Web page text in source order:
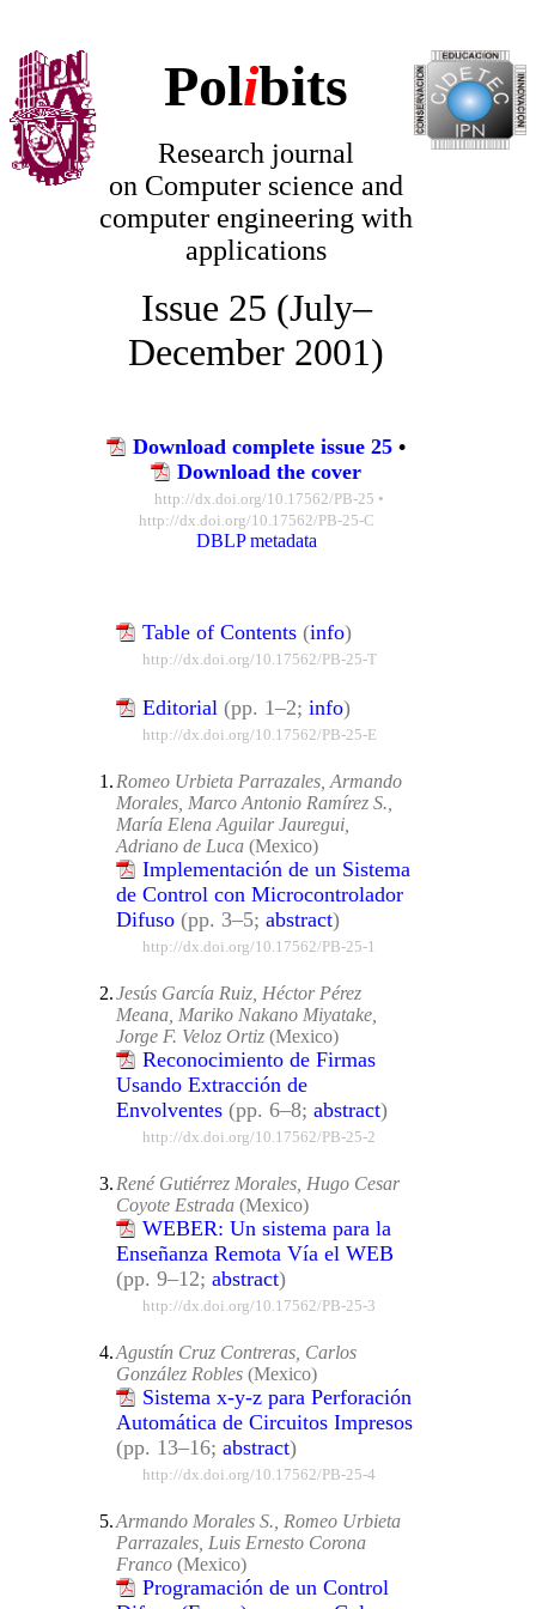
Polibits
Research journal
on Computer science and
computer engineering with
applications
Issue 25 (July–
December 2001)
Download complete issue 25 •
Download the cover
http://dx.doi.org/10.17562/PB-25 •
http://dx.doi.org/10.17562/PB-25-C
DBLP metadata
Table of Contents (info)
http://dx.doi.org/10.17562/PB-25-T
Editorial (pp. 1–2; info)
http://dx.doi.org/10.17562/PB-25-E
1. Romeo Urbieta Parrazales, Armando
Morales, Marco Antonio Ramírez S.,
María Elena Aguilar Jauregui,
Adriano de Luca (Mexico)
Implementación de un Sistema
de Control con Microcontrolador
Difuso (pp. 3–5; abstract)
http://dx.doi.org/10.17562/PB-25-1
2.Jesús García Ruiz, Héctor Pérez
Meana, Mariko Nakano Miyatake,
Jorge F. Veloz Ortiz (Mexico)
Reconocimiento de Firmas
Usando Extracción de
Envolventes (pp. 6–8; abstract)
http://dx.doi.org/10.17562/PB-25-2
3. René Gutiérrez Morales, Hugo Cesar
Coyote Estrada (Mexico)
WEBER: Un sistema para la
Enseñanza Remota Vía el WEB
(pp. 9–12; abstract)
http://dx.doi.org/10.17562/PB-25-3
4.Agustín Cruz Contreras, Carlos
González Robles (Mexico)
Sistema x-y-z para Perforación
Automática de Circuitos Impresos
(pp. 13–16; abstract)
http://dx.doi.org/10.17562/PB-25-4
5.Armando Morales S., Romeo Urbieta
Parrazales, Luis Ernesto Corona
Franco (Mexico)
Programación de un Control